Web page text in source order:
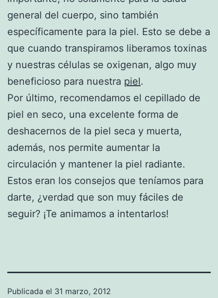
general del cuerpo, sino también
específicamente para la piel. Esto se debe a
que cuando transpiramos liberamos toxinas
y nuestras células se oxigenan, algo muy
beneficioso para nuestra piel.
Por último, recomendamos el cepillado de
piel en seco, una excelente forma de
deshacernos de la piel seca y muerta,
además, nos permite aumentar la
circulación y mantener la piel radiante.
Estos eran los consejos que teníamos para
darte, ¿verdad que son muy fáciles de
seguir? ¡Te animamos a intentarlos!
Publicada el 31 marzo, 2012